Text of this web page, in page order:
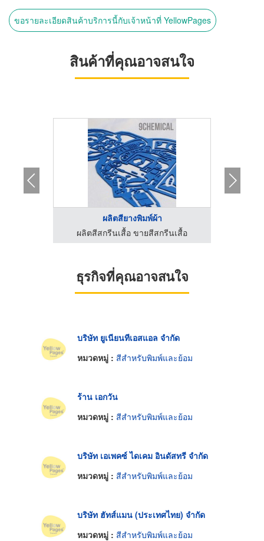
ขอรายละเอียดสินค้าบริการนี้กับเจ้าหน้าที่ YellowPages
สินค้าที่คุณอาจสนใจ
ผลิตสียางพิมพ์ผ้า
ผลิตสีสกรีนเสื้อ ขายสีสกรีนเสื้อ
ธุรกิจที่คุณอาจสนใจ
บริษัท ยูเนียนทีเอสแอล จำกัด
หมวดหมู่ : สีสำหรับพิมพ์และย้อม
ร้าน เอกวัน
หมวดหมู่ : สีสำหรับพิมพ์และย้อม
บริษัท เอเพคซ์ ไดเคม อินดัสทรี จำกัด
หมวดหมู่ : สีสำหรับพิมพ์และย้อม
บริษัท ฮัทส์แมน (ประเทศไทย) จำกัด
หมวดหมู่ : สีสำหรับพิมพ์และย้อม